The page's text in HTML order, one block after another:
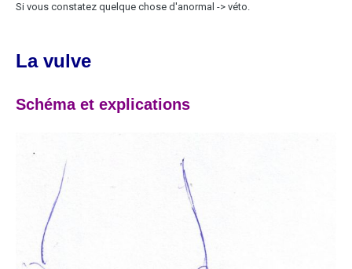
Si vous constatez quelque chose d'anormal -> véto.
La vulve
Schéma et explications